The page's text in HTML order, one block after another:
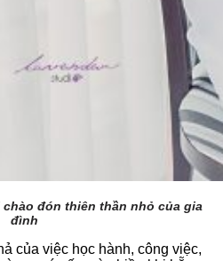
đón thiên thần nhỏ của gia
đình
của việc học hành, công việc,